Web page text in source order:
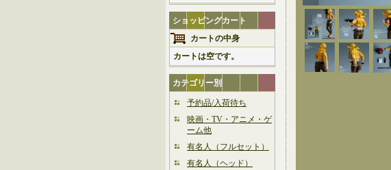
ショッピングカート
カートの中身
カートは空です。
カテゴリー別
予約品/入荷待ち
映画・TV・アニメ・ゲ
ーム他
有名人（フルセット）
有名人（ヘッド）